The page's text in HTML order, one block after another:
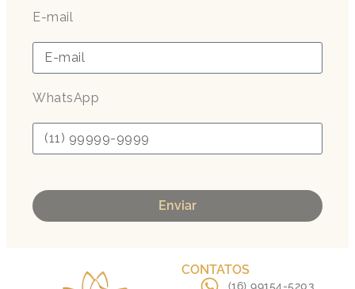
E-mail
WhatsApp
Enviar
CONTATOS
(16) 99154-5203